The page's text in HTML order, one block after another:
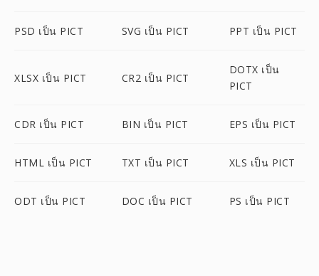
PSD เป็น PICT SVG เป็น PICT PPT เป็น PICT
XLSX เป็น PICT CR2 เป็น PICT
DOTX เป็น
PICT
CDR เป็น PICT BIN เป็น PICT EPS เป็น PICT
HTML เป็น PICT TXT เป็น PICT XLS เป็น PICT
ODT เป็น PICT DOC เป็น PICT PS เป็น PICT